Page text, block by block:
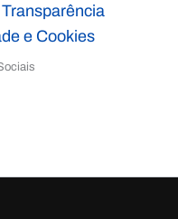
Transparência
e Cookies